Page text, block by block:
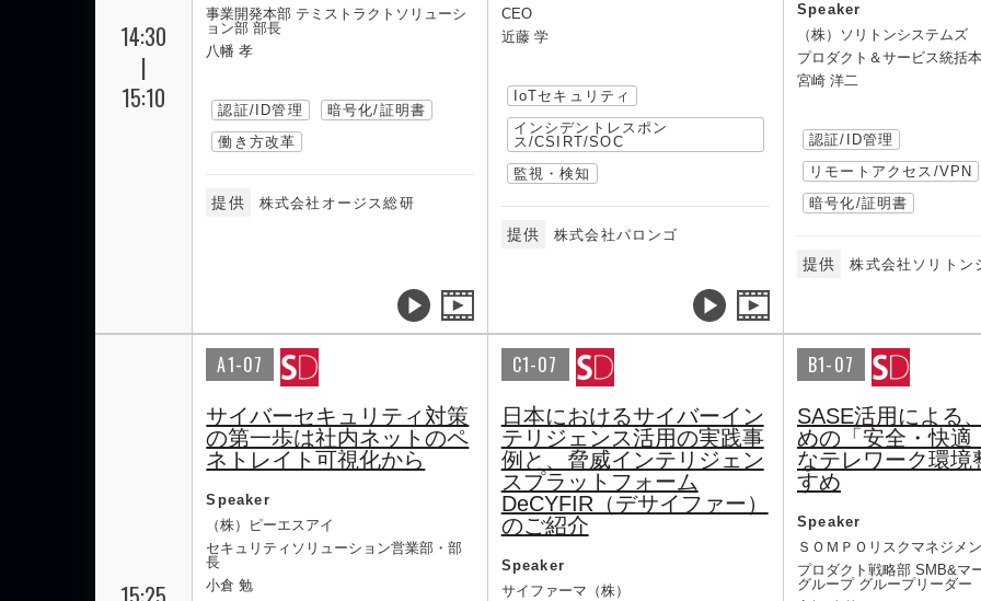
14:30
|
15:10
事業開発本部 テミストラクトソリューシ
ョン部 部長
八幡 孝
認証/ID管理
暗号化/証明書
働き方改革
提供 株式会社オージス総研
CEO
近藤 学
IoTセキュリティ
インシデントレスポン
ス/CSIRT/SOC
監視・検知
提供 株式会社パロンゴ
Speaker
（株）ソリトンシステムズ
プロダクト＆サービス統括
宮崎 洋二
認証/ID管理
リモートアクセス/VPN
暗号化/証明書
提供 株式会社ソリトン
A1-07
サイバーセキュリティ対策
の第一歩は社内ネットのペ
ネトレイト可視化から
Speaker
（株）ピーエスアイ
セキュリティソリューション営業部・部
長
小倉 勉
C1-07
日本におけるサイバーイン
テリジェンス活用の実践事
例と、脅威インテリジェン
スプラットフォーム
DeCYFIR（デサイファー）
のご紹介
Speaker
サイファーマ（株）
B1-07
SASE活用による
めの「安全・快適
なテレワーク環境
すめ
Speaker
ＳＯＭＰＯリスクマネジメ
プロダクト戦略部 SMB&マ
グループ グループリーダー